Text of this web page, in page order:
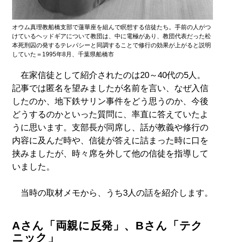
オウム真理教船橋支部で蓮華座を組んで瞑想する信徒たち。手前の人がつ
けているヘッドギアについて教団は、中に電極があり、教団代表だった松
本死刑囚の発するテレパシーと同調することで修行の効果が上がると説明
していた＝1995年8月、千葉県船橋市
在家信徒として紹介されたのは20～40代の5人。
記事では匿名を望みましたが名前を言い、なぜ入信
したのか、地下鉄サリン事件をどう思うのか、今後
どうするのかといった質問に、率直に答えていたよ
うに思います。支部長が同席し、話が教義や修行の
内容に及んだ時や、信徒が答えに詰まった時に口を
挟みましたが、時々席を外して他の信徒を指導して
いました。
当時の取材メモから、うち3人の話を紹介します。
Aさん「両親に反発」、Bさん「テク
ニック」